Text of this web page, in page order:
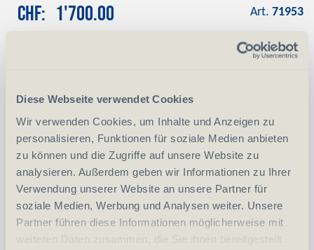
Diese Webseite verwendet Cookies
Wir verwenden Cookies, um Inhalte und Anzeigen zu
personalisieren, Funktionen für soziale Medien anbieten
zu können und die Zugriffe auf unsere Website zu
analysieren. Außerdem geben wir Informationen zu Ihrer
Verwendung unserer Website an unsere Partner für
soziale Medien, Werbung und Analysen weiter. Unsere
Partner führen diese Informationen möglicherweise mit
weiteren Daten zusammen, die Sie ihnen bereitgestellt
CHF 1'700.00
Anzahlung+ CHF 170.00
Art. 71953
vergleichen
Anzahl Stück -
In den Warenkorb